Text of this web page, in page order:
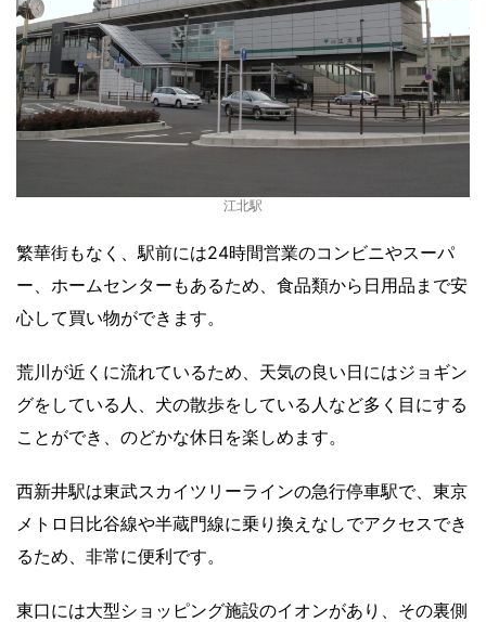
江北駅
繁華街もなく、駅前には24時間営業のコンビニやスーパ
ー、ホームセンターもあるため、食品類から日用品まで安
心して買い物ができます。
荒川が近くに流れているため、天気の良い日にはジョギン
グをしている人、犬の散歩をしている人など多く目にする
ことができ、のどかな休日を楽しめます。
西新井駅は東武スカイツリーラインの急行停車駅で、東京
メトロ日比谷線や半蔵門線に乗り換えなしでアクセスでき
るため、非常に便利です。
東口には大型ショッピング施設のイオンがあり、その裏側